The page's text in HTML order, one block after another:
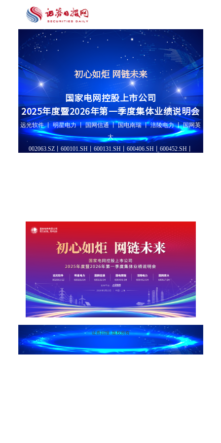
初心如炬 网链未来
国家电网控股上市公司
2025年度暨2026年第一季度集体业绩说明会
远光软件 丨 明星电力 丨 国网信通 丨 国电南瑞 丨 涪陵电力 丨 国网英
大
002063.SZ丨600101.SH丨600131.SH丨600406.SH丨600452.SH丨
证券日报 版权所有